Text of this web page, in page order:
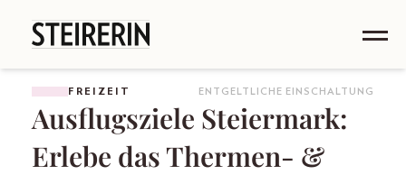
FREIZEIT ENTGELTLICHE EINSCHALTUNG
Ausflugsziele Steiermark:
Erlebe das Thermen- &